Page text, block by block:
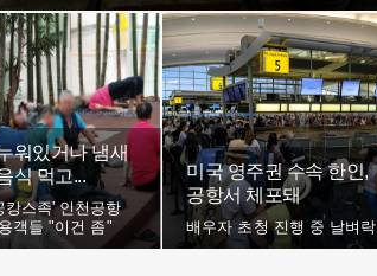
워있거나 냄새
식 먹고...
캉스족' 인천공항
객들 "이건 좀"
미국 영주권 수속 한인,
공항서 체포돼
배우자 초청 진행 중 날벼락